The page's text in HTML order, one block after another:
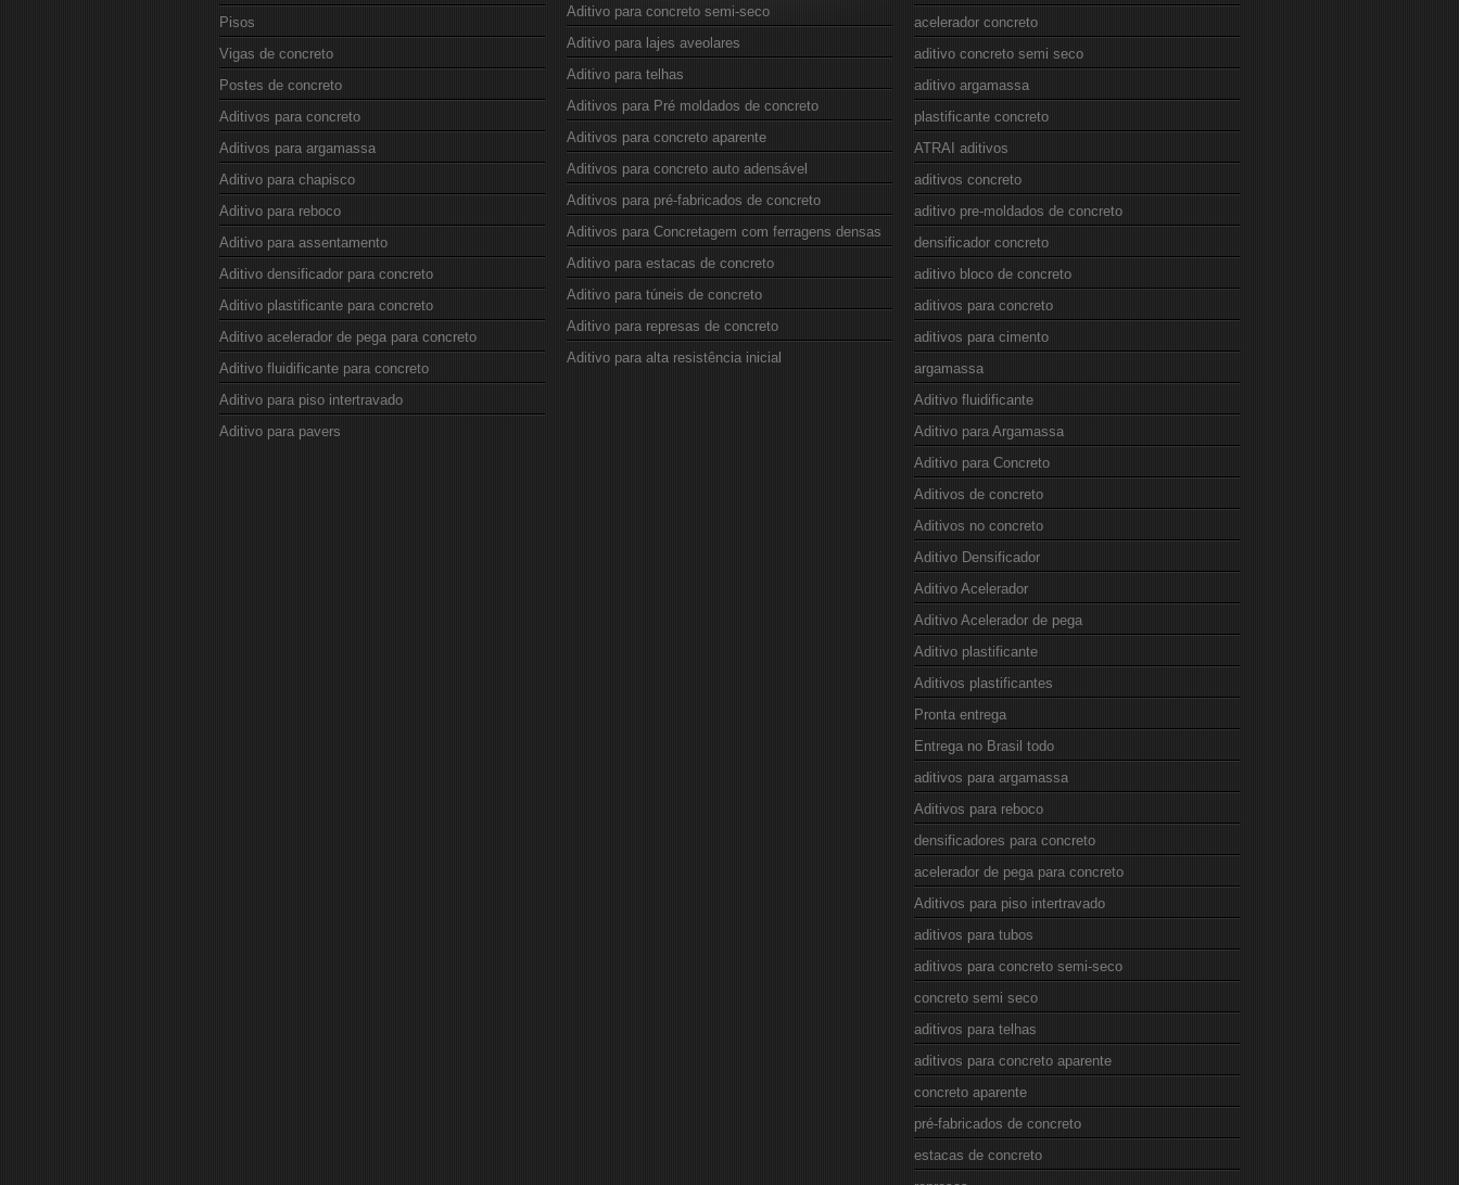
Pisos
Vigas de concreto
Postes de concreto
Aditivos para concreto
Aditivos para argamassa
Aditivo para chapisco
Aditivo para reboco
Aditivo para assentamento
Aditivo densificador para concreto
Aditivo plastificante para concreto
Aditivo acelerador de pega para concreto
Aditivo fluidificante para concreto
Aditivo para piso intertravado
Aditivo para pavers
Aditivo para concreto semi-seco
Aditivo para lajes aveolares
Aditivo para telhas
Aditivos para Pré moldados de concreto
Aditivos para concreto aparente
Aditivos para concreto auto adensável
Aditivos para pré-fabricados de concreto
Aditivos para Concretagem com ferragens densas
Aditivo para estacas de concreto
Aditivo para túneis de concreto
Aditivo para represas de concreto
Aditivo para alta resistência inicial
acelerador concreto
aditivo concreto semi seco
aditivo argamassa
plastificante concreto
ATRAI aditivos
aditivos concreto
aditivo pre-moldados de concreto
densificador concreto
aditivo bloco de concreto
aditivos para concreto
aditivos para cimento
argamassa
Aditivo fluidificante
Aditivo para Argamassa
Aditivo para Concreto
Aditivos de concreto
Aditivos no concreto
Aditivo Densificador
Aditivo Acelerador
Aditivo Acelerador de pega
Aditivo plastificante
Aditivos plastificantes
Pronta entrega
Entrega no Brasil todo
aditivos para argamassa
Aditivos para reboco
densificadores para concreto
acelerador de pega para concreto
Aditivos para piso intertravado
aditivos para tubos
aditivos para concreto semi-seco
concreto semi seco
aditivos para telhas
aditivos para concreto aparente
concreto aparente
pré-fabricados de concreto
estacas de concreto